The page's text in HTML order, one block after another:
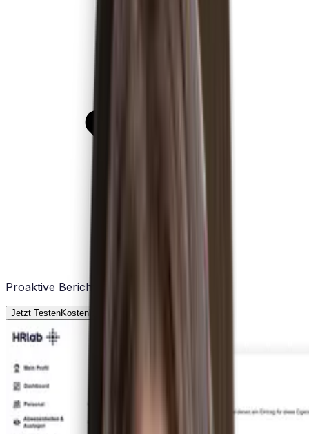
Proaktive Berichterstattung per Klick.
Jetzt TestenKostenlose Testphase